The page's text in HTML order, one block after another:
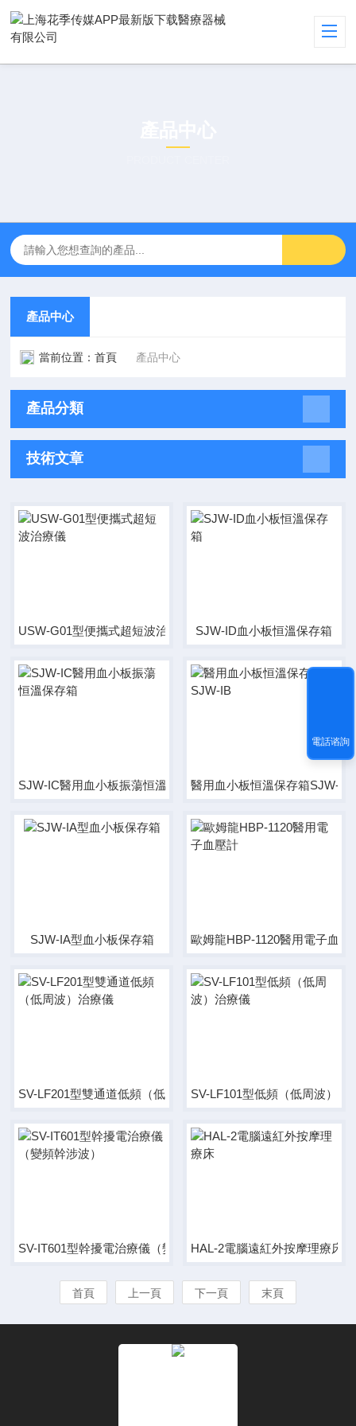
產品中心
當前位置：首頁 產品中心
產品分類
技術文章
USW-G01型便攜式超短波治療儀 SJW-ID血小板恒溫保存箱
SJW-IC醫用血小板振蕩恒溫保存箱醫用血小板恒溫保存箱SJW-IB
SJW-IA型血小板保存箱 歐姆龍HBP-1120醫用電子血壓
SV-LF201型雙通道低頻（低周波）治療儀SV-LF101型低頻（低周波）治
SV-IT601型幹擾電治療儀（變頻幹涉波）HAL-2電腦遠紅外按摩理療床
首頁 上一頁 下一頁 末頁
電話谘詢